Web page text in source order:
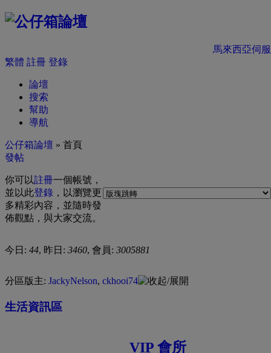
馬來西亞伺
繁體 註冊 登錄
論壇
搜索
幫助
導航
公仔箱論壇 » 首頁
發帖
你可以註冊一個帳號，
並以此登錄 ，以瀏覽更
多精彩內容，並隨時發
佈觀點，與大家交流。
今日: 44, 昨日: 3460, 會員: 3005881
分區版主: JackyNelson, ckhooi74
生活資訊區
VIP 會所